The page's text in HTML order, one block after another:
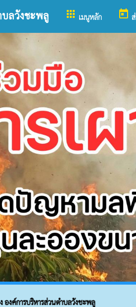
บลวังชะพลู apps เมนูหลัก today
ค์การบริหารส่วนตำบลวังชะพลู